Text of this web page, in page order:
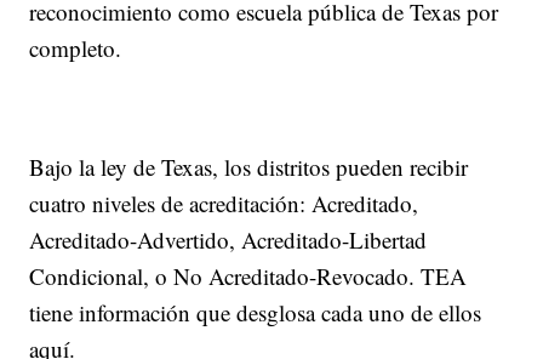
reconocimiento como escuela pública de Texas por
completo.
Bajo la ley de Texas, los distritos pueden recibir
cuatro niveles de acreditación: Acreditado,
Acreditado-Advertido, Acreditado-Libertad
Condicional, o No Acreditado-Revocado. TEA
tiene información que desglosa cada uno de ellos
aquí.